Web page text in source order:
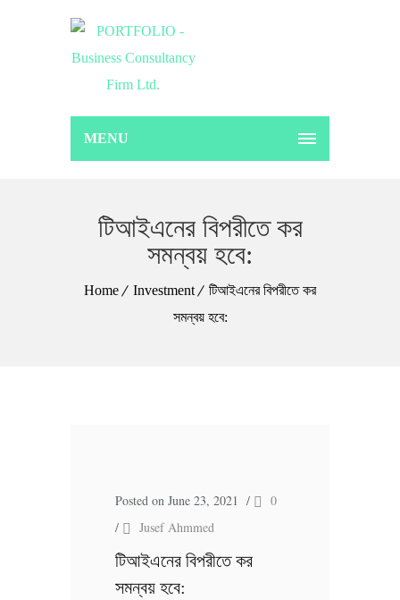
MENU
টিআইএনের বিপরীতে কর
সমন্বয় হবে:
Home Investment
টিআইএনের বিপরীতে কর
সমন্বয় হবে:
Posted on June 23, 2021 /
0
/
Jusef Ahmmed
টিআইএনের বিপরীতে কর
সমন্বয় হবে: